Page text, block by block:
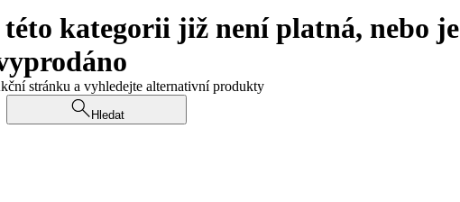
kategorii již není platná, nebo je
stránku a vyhledejte alternativní produkty
Hledat